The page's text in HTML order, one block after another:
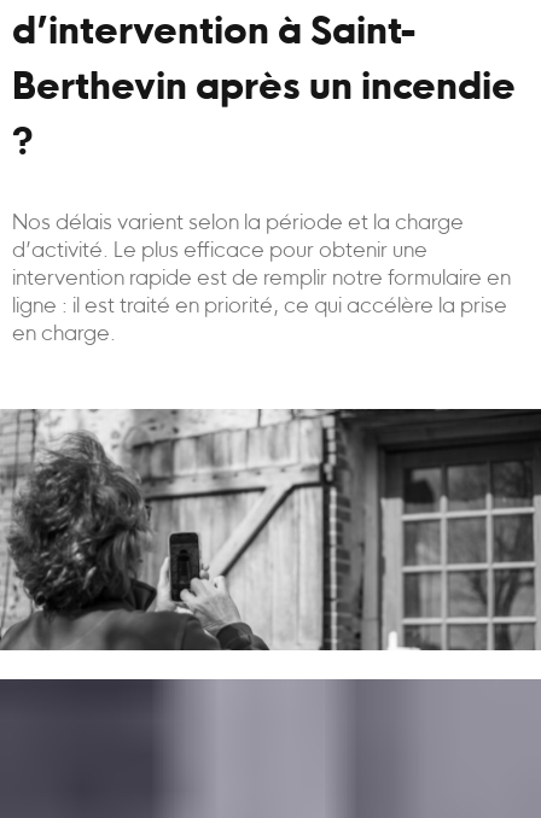
d’intervention à Saint-
Berthevin après un incendie
?
Nos délais varient selon la période et la charge
d’activité. Le plus efficace pour obtenir une
intervention rapide est de remplir notre formulaire en
ligne : il est traité en priorité, ce qui accélère la prise
en charge.